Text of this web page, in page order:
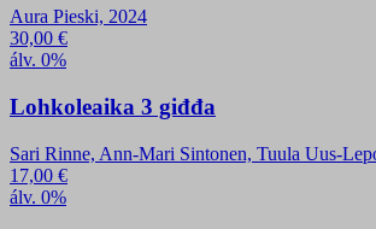
Aura Pieski, 2024
30,00 €
álv. 0%
Lohkoleaika 3 giđđa
Sari Rinne, Ann-Mari Sintonen, Tuula Uus-
17,00 €
álv. 0%